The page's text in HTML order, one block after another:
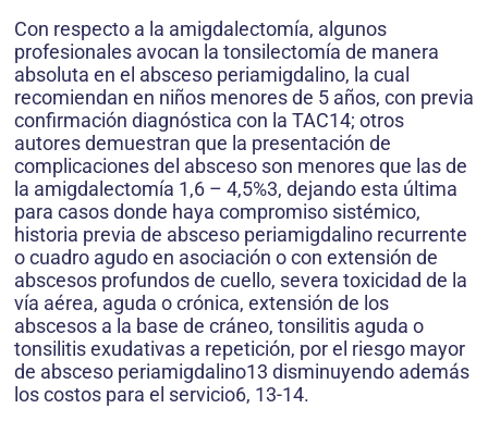
Con respecto a la amigdalectomía, algunos
profesionales avocan la tonsilectomía de manera
absoluta en el absceso periamigdalino, la cual
recomiendan en niños menores de 5 años, con previa
confirmación diagnóstica con la TAC14; otros
autores demuestran que la presentación de
complicaciones del absceso son menores que las de
la amigdalectomía 1,6 – 4,5%3, dejando esta última
para casos donde haya compromiso sistémico,
historia previa de absceso periamigdalino recurrente
o cuadro agudo en asociación o con extensión de
abscesos profundos de cuello, severa toxicidad de la
vía aérea, aguda o crónica, extensión de los
abscesos a la base de cráneo, tonsilitis aguda o
tonsilitis exudativas a repetición, por el riesgo mayor
de absceso periamigdalino13 disminuyendo además
los costos para el servicio6, 13-14.